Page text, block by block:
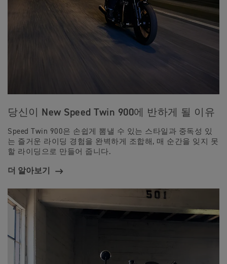
당신이 New Speed Twin 900에 반하게 될 이유
Speed Twin 900은 손쉽게 뽐낼 수 있는 스타일과 중독성 있
는 즐거운 라이딩 경험을 완벽하게 조합해, 매 순간을 잊지 못
할 라이딩으로 만들어 줍니다.
더 알아보기